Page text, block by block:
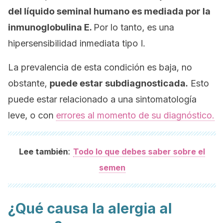
del líquido seminal humano es mediada por la
inmunoglobulina E. Por lo tanto, es una
hipersensibilidad inmediata tipo I.
La prevalencia de esta condición es baja, no
obstante, puede estar subdiagnosticada. Esto
puede estar relacionado a una sintomatología
leve, o con errores al momento de su diagnóstico.
Lee también: Todo lo que debes saber sobre el
semen
¿Qué causa la alergia al